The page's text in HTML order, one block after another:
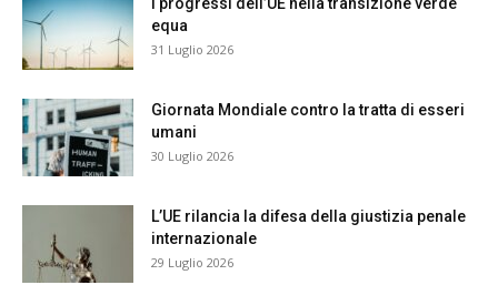
equa
31 Luglio 2026
Giornata Mondiale contro la tratta di esseri
umani
30 Luglio 2026
L’UE rilancia la difesa della giustizia penale
internazionale
29 Luglio 2026